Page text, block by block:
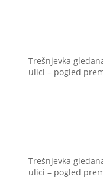
Trešnjevka
ulici – pogled
Trešnjevka
ulici – pogled